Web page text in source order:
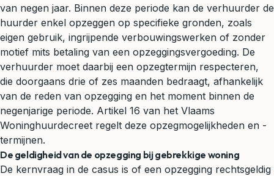
van negen jaar. Binnen deze periode kan de verhuurder de
huurder enkel opzeggen op specifieke gronden, zoals
eigen gebruik, ingrijpende verbouwingswerken of zonder
motief mits betaling van een opzeggingsvergoeding. De
verhuurder moet daarbij een opzegtermijn respecteren,
die doorgaans drie of zes maanden bedraagt, afhankelijk
van de reden van opzegging en het moment binnen de
negenjarige periode. Artikel 16 van het Vlaams
Woninghuurdecreet regelt deze opzegmogelijkheden en -
termijnen.
De geldigheid van de opzegging bij gebrekkige woning
De kernvraag in de casus is of een opzegging rechtsgeldig